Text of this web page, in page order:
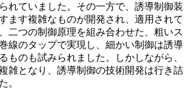
れていました。その一方で、誘導制御装
ます複雑なものが開発され、適用されて
二つの制御原理を組み合わせた、粗いス
線のタップで実現し、細かい制御は誘導
ものも試みられました。しかしながら、
雑となり、誘導制御の技術開発は行き詰
。